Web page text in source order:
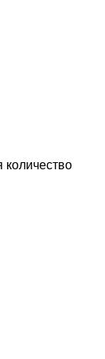
количество